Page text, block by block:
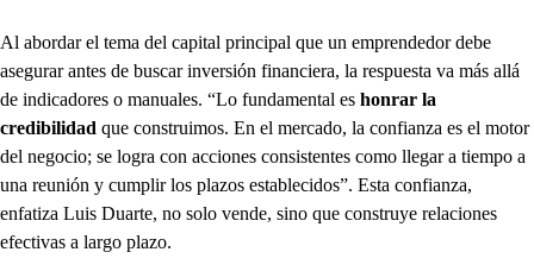
Al abordar el tema del capital principal que un emprendedor debe
asegurar antes de buscar inversión financiera, la respuesta va más allá
de indicadores o manuales. “Lo fundamental es honrar la
credibilidad que construimos. En el mercado, la confianza es el motor
del negocio; se logra con acciones consistentes como llegar a tiempo a
una reunión y cumplir los plazos establecidos”. Esta confianza,
enfatiza Luis Duarte, no solo vende, sino que construye relaciones
efectivas a largo plazo.